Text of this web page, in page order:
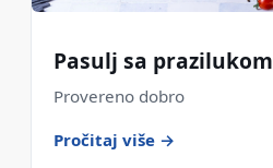
Pasulj sa prazilukom
Provereno dobro
Pročitaj više →